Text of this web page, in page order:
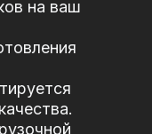
на ваш